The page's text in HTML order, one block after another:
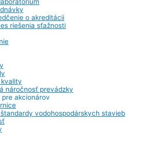
o akreditácii
riešenia sťažnosti
náročnosť prevádzky
akcionárov
vodohospodárskych stavieb